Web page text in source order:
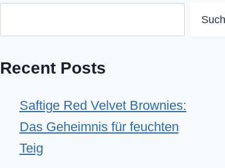
Recent Posts
Saftige Red Velvet Brownies:
Das Geheimnis für feuchten
Teig